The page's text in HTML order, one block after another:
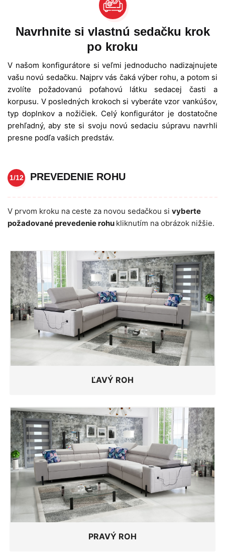
Navrhnite si vlastnú sedačku krok
po kroku
V našom konfigurátore si veľmi jednoducho nadizajnujete
vašu novú sedačku. Najprv vás čaká výber rohu, a potom si
zvolíte požadovanú poťahovú látku sedacej časti a
korpusu. V posledných krokoch si vyberáte vzor vankúšov,
typ doplnkov a nožičiek. Celý konfigurátor je dostatočne
prehľadný, aby ste si svoju novú sedaciu súpravu navrhli
presne podľa vašich predstáv.
1/12 PREVEDENIE ROHU
V prvom kroku na ceste za novou sedačkou si vyberte
požadované prevedenie rohu kliknutím na obrázok nižšie.
ĽAVÝ ROH
PRAVÝ ROH